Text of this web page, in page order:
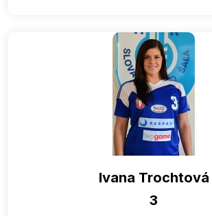
Ivana Trochtová
3